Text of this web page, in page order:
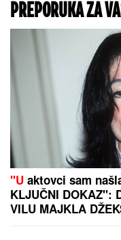
PREPORUKA ZA
"U aktovci sam
KLJUČNI DOKAZ":
VILU MAJKLA